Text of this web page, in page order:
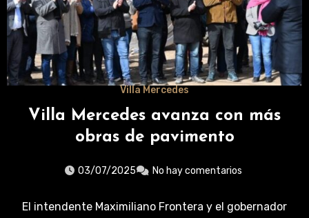
Villa Mercedes
Villa Mercedes avanza con más
obras de pavimento
03/07/2025 No hay comentarios
El intendente Maximiliano Frontera y el gobernador